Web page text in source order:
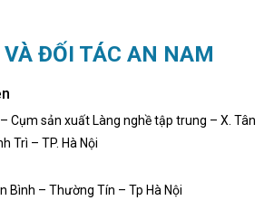
ĐỐI TÁC AN NAM
Cụm sản xuất Làng nghề tập trung – X. Tân
Trì – TP. Hà Nội
Bình – Thường Tín – Tp Hà Nội